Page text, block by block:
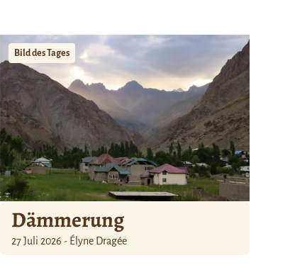
Bild des Tages
Dämmerung
27 Juli 2026 - Élyne Dragée